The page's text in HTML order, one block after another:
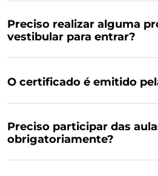
Preciso realizar alguma
vestibular para entrar?
O certificado é emitido
Preciso participar das
obrigatoriamente?